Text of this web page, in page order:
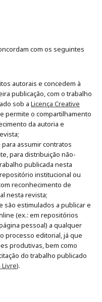
com os seguintes
autorais e concedem à
publicação, com o trabalho
sob a Licença Creative
permite o compartilhamento
da autoria e
assumir contratos
para distribuição não-
publicada nesta
institucional ou
reconhecimento de
nesta revista;
são estimulados a publicar e
(ex.: em repositórios
pessoal) a qualquer
processo editorial, já que
produtivas, bem como
do trabalho publicado
Livre).